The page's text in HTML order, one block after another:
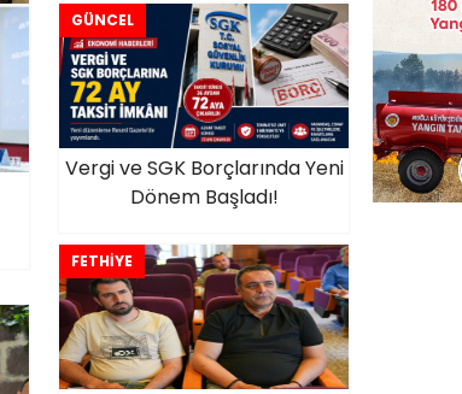
GÜNCEL
Vergi ve SGK Borçlarında Yeni
Dönem Başladı!
FETHİYE